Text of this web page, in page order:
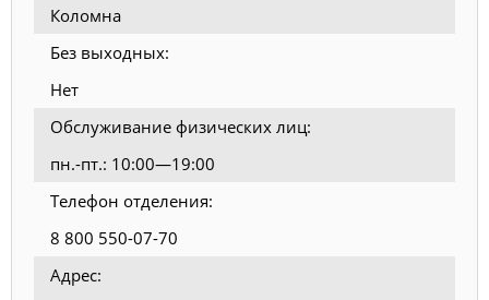
Коломна
Без выходных:
Нет
Обслуживание физических лиц:
пн.-пт.: 10:00—19:00
Телефон отделения:
8 800 550-07-70
Адрес: